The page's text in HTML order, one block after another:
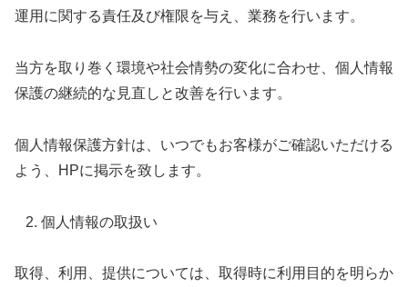
運用に関する責任及び権限を与え、業務を行います。
当方を取り巻く環境や社会情勢の変化に合わせ、個人情報
保護の継続的な見直しと改善を行います。
個人情報保護方針は、いつでもお客様がご確認いただける
よう、HPに掲示を致します。
個人情報の取扱い
取得、利用、提供については、取得時に利用目的を明らか